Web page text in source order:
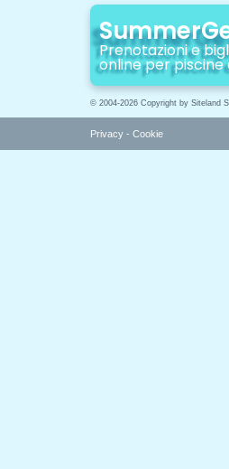
Prenotazioni e
online per piscine
© 2004-2026 Copyright by Siteland
Privacy - Cookie